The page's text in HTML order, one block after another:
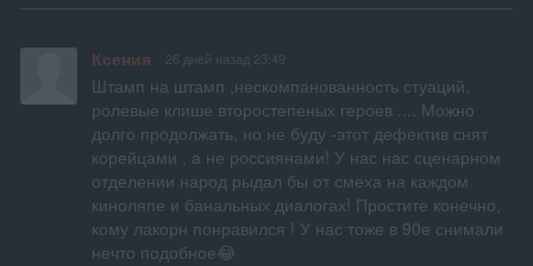
Ксения 26 дней назад 23:49
Штамп на штамп ,нескомпанованность стуаций,
ролевые клише второстепеных героев .... Можно
долго продолжать, но не буду -этот дефектив снят
корейцами , а не россиянами! У нас нас сценарном
отделении народ рыдал бы от смеха на каждом
киноляпе и банальных диалогах! Простите конечно,
кому лакорн понравился ! У нас тоже в 90е снимали
нечто подобное😂